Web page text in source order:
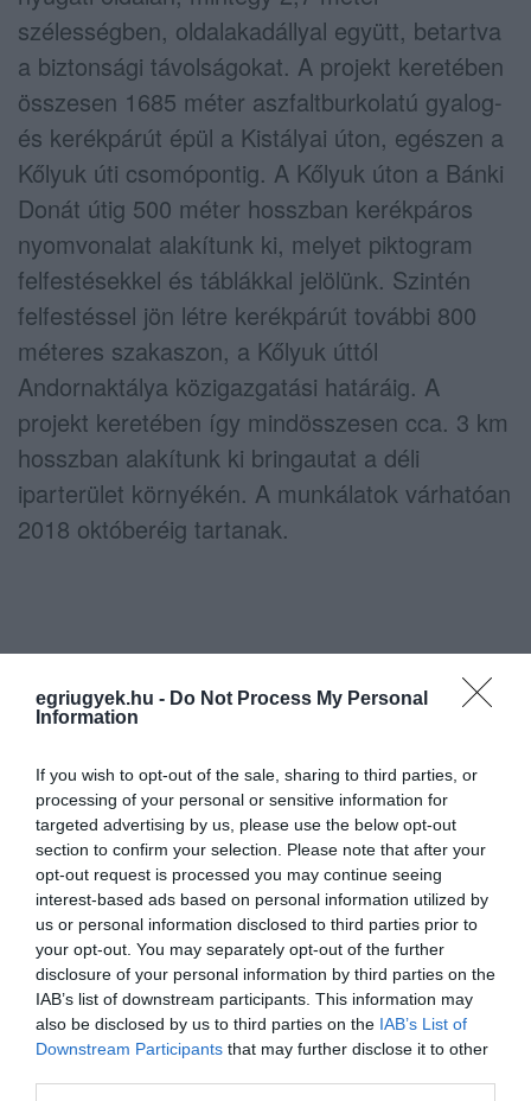
egriugyek.hu - Do Not Process My Personal
Information
If you wish to opt-out of the sale, sharing to third parties, or
processing of your personal or sensitive information for
targeted advertising by us, please use the below opt-out
section to confirm your selection. Please note that after your
opt-out request is processed you may continue seeing
interest-based ads based on personal information utilized by
us or personal information disclosed to third parties prior to
your opt-out. You may separately opt-out of the further
disclosure of your personal information by third parties on the
IAB’s list of downstream participants. This information may
also be disclosed by us to third parties on the IAB’s List of
Downstream Participants that may further disclose it to other
szélességben, oldalakadállyal együtt, betartva
a biztonsági távolságokat. A projekt keretében
összesen 1685 méter aszfaltburkolatú gyalog-
és kerékpárút épül a Kistályai úton, egészen a
Kőlyuk úti csomópontig. A Kőlyuk úton a Bánki
Donát útig 500 méter hosszban kerékpáros
nyomvonalat alakítunk ki, melyet piktogram
felfestésekkel és táblákkal jelölünk. Szintén
felfestéssel jön létre kerékpárút további 800
méteres szakaszon, a Kőlyuk úttól
Andornaktálya közigazgatási határáig. A
projekt keretében így mindösszesen cca. 3 km
hosszban alakítunk ki bringautat a déli
iparterület környékén. A munkálatok várhatóan
2018 októberéig tartanak.
Tisztelettel kérjük a közlekedők, az érintett
lakosok és vállalkozások megértő türelmét és
mindannyiunk közös érdekét szolgálja.
A projekt az Európai Unió támogatásával, az
Európai Regionális Fejlesztési Alap
társfinanszírozásával a Széchenyi 2020
program keretében valósul meg.